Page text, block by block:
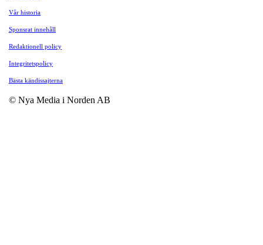
Vår historia
Sponsrat innehåll
Redaktionell policy
Integritetspolicy
Bästa kändissajterna
© Nya Media i Norden AB